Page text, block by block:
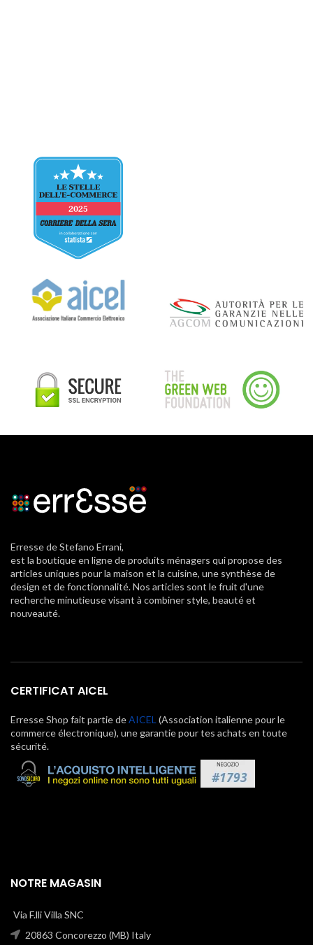
Erresse de Stefano Errani,
est la boutique en ligne de produits ménagers qui propose des
articles uniques pour la maison et la cuisine, une synthèse de
design et de fonctionnalité. Nos articles sont le fruit d'une
recherche minutieuse visant à combiner style, beauté et
nouveauté.
CERTIFICAT AICEL
Erresse Shop fait partie deAICEL (Association italienne pour le
commerce électronique), une garantie pour tes achats en toute
sécurité.
NOTRE MAGASIN
Via F.lli Villa SNC
20863 Concorezzo (MB) Italy